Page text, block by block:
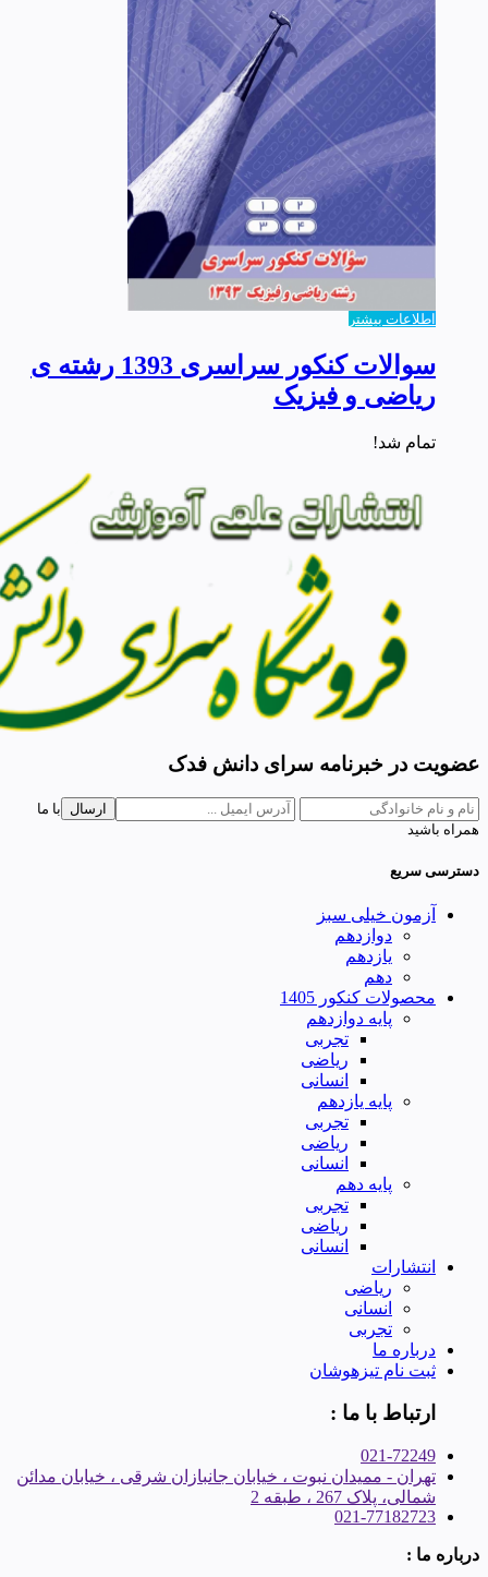
اطلاعات بیشتر
سوالات کنکور سراسری 1393 رشته ی
ریاضی و فیزیک
تمام شد!
عضویت در خبرنامه سرای دانش فدک
ارسال
با ما
همراه باشید
دسترسی سریع
آزمون خیلی سبز
دوازدهم
یازدهم
دهم
محصولات کنکور 1405
پایه دوازدهم
تجربی
ریاضی
انسانی
پایه یازدهم
تجربی
ریاضی
انسانی
پایه دهم
تجربی
ریاضی
انسانی
انتشارات
ریاضی
انسانی
تجربی
درباره ما
ثبت نام تیزهوشان
ارتباط با ما :
021-72249
تهران - ممیدان نبوت ، خیابان جانبازان شرقی ، خیابان مدائن
شمالی، پلاک 267 ، طبقه 2
021-77182723
درباره ما :